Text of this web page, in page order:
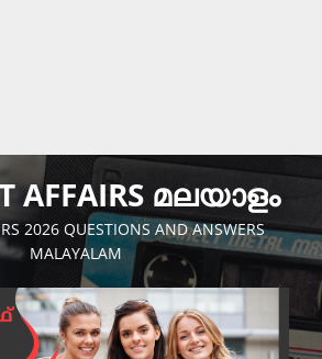
AFFAIRS മലയാളം
2026 QUESTIONS AND ANSWERS
MALAYALAM